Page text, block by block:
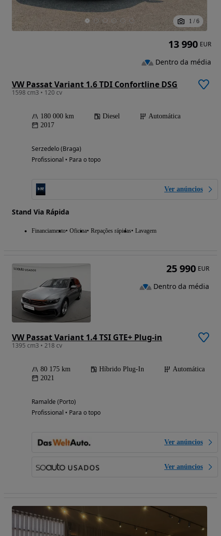
1 / 6
VW Passat Variant 1.6 TDI Confortline DSG
1598 cm3 • 120 cv
180 000 km Diesel
Automática
2017
Serzedelo (Braga)
Profissional • Para o topo
Ver anúncios
Stand Via Rápida
Financiamento Oficina Repações rápidas Lavagem
13 990 EUR
Dentro da média
VW Passat Variant 1.4 TSI GTE+ Plug-in
1395 cm3 • 218 cv
80 175 km Híbrido Plug-In
Automática
2021
Ramalde (Porto)
Profissional • Para o topo
Ver anúncios
Ver anúncios
25 990 EUR
Dentro da média